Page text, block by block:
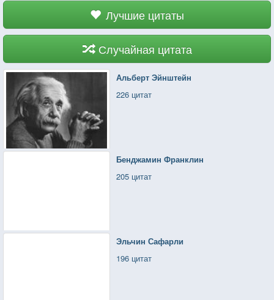
"Что впору садить на цепь"
Никогда не прощу,
Как разбил ты меня на части —
Мне бы только к тебе.
Мне бы только сейчас успеть
А она на меня, ну хоть
Чуточку, но похожа?
Без претензий, конечно!
"Я видела всё сама"
У тебя от неё хоть мурашки
"Ты прости, что я лезу,
Надеюсь, что это правда.
Замолкаю, не в силах врать
Лучшие цитаты
Случайная цитата
Альберт Эйнштейн
226 цитат
Бенджамин Франклин
205 цитат
Эльчин Сафарли
196 цитат